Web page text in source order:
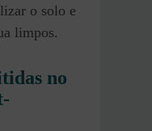
o solo e
limpos.
no